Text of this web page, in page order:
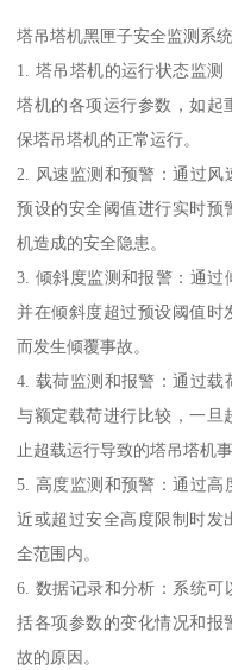
塔吊塔机黑匣子安全监测系
1. 塔吊塔机的运行状态监
塔机的各项运行参数，如起
保塔吊塔机的正常运行。
2. 风速监测和预警：通过
预设的安全阈值进行实时预
机造成的安全隐患。
3. 倾斜度监测和报警：通过
并在倾斜度超过预设阈值时
而发生倾覆事故。
4. 载荷监测和报警：通过
与额定载荷进行比较，一旦
止超载运行导致的塔吊塔机事
5. 高度监测和预警：通过
近或超过安全高度限制时发
全范围内。
6. 数据记录和分析：系统
括各项参数的变化情况和报
故的原因。